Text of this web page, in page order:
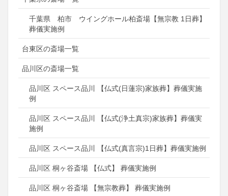
千葉県 柏市 ウイングホール柏斎場【無宗教 1日葬】
葬儀実施例
台東区の斎場一覧
品川区の斎場一覧
品川区 スペース品川 【仏式(日蓮宗)家族葬】葬儀実施
例
品川区 スペース品川 【仏式(浄土真宗)家族葬】葬儀実
施例
品川区 スペース品川 【仏式(真言宗)1日葬】葬儀実施例
品川区 桐ヶ谷斎場 【仏式】 葬儀実施例
品川区 桐ヶ谷斎場 【無宗教葬】 葬儀実施例